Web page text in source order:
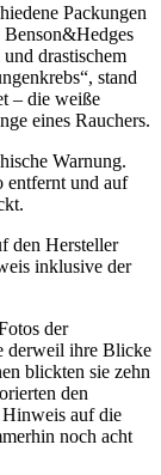
Packungen
Benson&Hedges
drastischem
stand
– die weiße
eines Rauchers.
Warnung.
entfernt und auf
den Hersteller
inklusive der
der
derweil ihre Blicke
blickten sie zehn
den
auf die
noch acht